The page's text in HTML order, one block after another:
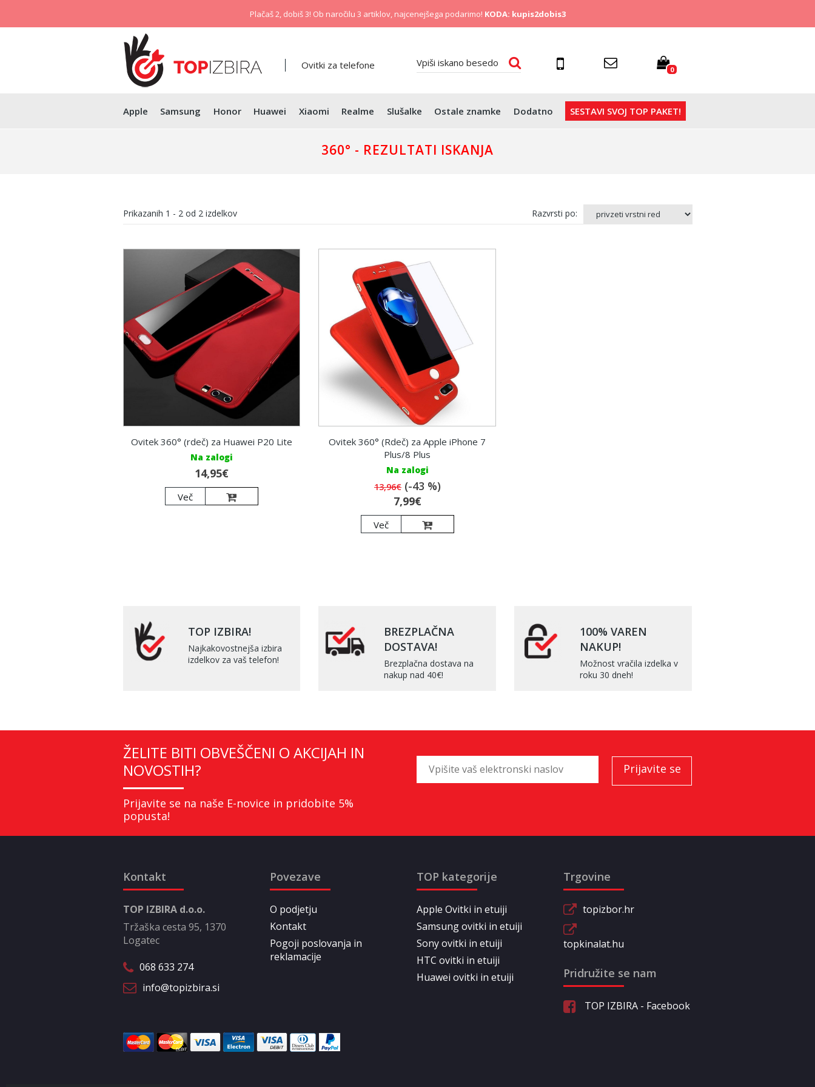
Plačaš 2, dobiš 3! Ob naročilu 3 artiklov, najcenejšega podarimo! KODA: kupis2dobis3
Ovitki za telefone 0
Apple Samsung Honor Huawei Xiaomi Realme Slušalke Ostale znamke Dodatno SESTAVI SVOJ TOP PAKET!
360° - REZULTATI ISKANJA
Prikazanih 1 - 2od 2izdelkov Razvrsti po:
Ovitek 360° (rdeč) za Huawei P20 Lite
Na zalogi
14,95€
Več
Ovitek 360° (Rdeč) za Apple iPhone 7
Plus/8 Plus
Na zalogi
13,96€(-43 %)
7,99€
Več
TOP IZBIRA!
Najkakovostnejša izbira
izdelkov za vaš telefon!
BREZPLAČNA
DOSTAVA!
Brezplačna dostava na
nakup nad 40€!
100% VAREN
NAKUP!
Možnost vračila izdelka v
roku 30 dneh!
ŽELITE BITI OBVEŠČENI O AKCIJAH IN
NOVOSTIH?
Prijavite se na naše E-novice in pridobite 5%
popusta!
Kontakt
TOP IZBIRA d.o.o.
Tržaška cesta 95, 1370
Logatec
068 633 274
info@topizbira.si
Povezave
O podjetju
Kontakt
Pogoji poslovanja in
reklamacije
TOP kategorije
Apple Ovitki in etuiji
Samsung ovitki in etuiji
Sony ovitki in etuiji
HTC ovitki in etuiji
Huawei ovitki in etuiji
Trgovine
topizbor.hr
topkinalat.hu
Pridružite se nam
TOP IZBIRA - Facebook